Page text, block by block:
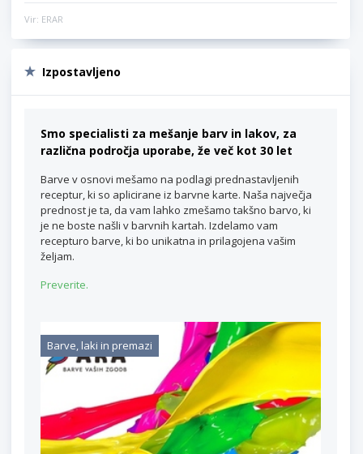
Vir: ERAR
Izpostavljeno
Smo specialisti za mešanje barv in lakov, za
različna področja uporabe, že več kot 30 let
Barve v osnovi mešamo na podlagi prednastavljenih
receptur, ki so aplicirane iz barvne karte. Naša največja
prednost je ta, da vam lahko zmešamo takšno barvo, ki
je ne boste našli v barvnih kartah. Izdelamo vam
recepturo barve, ki bo unikatna in prilagojena vašim
željam.
Preverite.
Barve, laki in premazi